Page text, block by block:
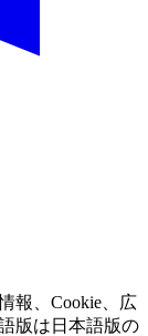
報、Cookie、広
版は日本語版の